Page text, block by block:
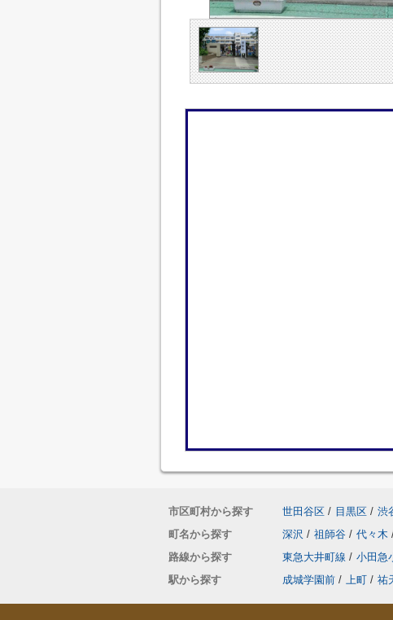
市区町村から探す 世田谷区 / 目黒区 / 渋
町名から探す
深沢 / 祖師谷 / 代々木
路線から探す
東急大井町線 / 小田急
駅から探す
成城学園前 / 上町 / 祐